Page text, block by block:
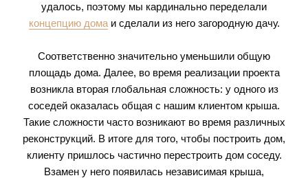
удалось, поэтому мы кардинально переделали
концепцию домаи сделали из него загородную дачу.
Соответственно значительно уменьшили общую
площадь дома. Далее, во время реализации проекта
возникла вторая глобальная сложность: у одного из
соседей оказалась общая с нашим клиентом крыша.
Такие сложности часто возникают во время различных
реконструкций. В итоге для того, чтобы построить дом,
клиенту пришлось частично перестроить дом соседу.
Взамен у него появилась независимая крыша,